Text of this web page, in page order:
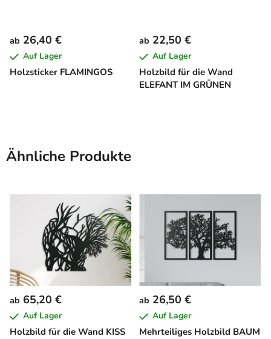
Holzsticker FLAMINGOS
ab 26,40 €
Auf Lager
Holzbild für die Wand
ELEFANT IM GRÜNEN
ab 22,50 €
Auf Lager
Ähnliche Produkte
Holzbild für die Wand KISS
ab 65,20 €
Auf Lager
Mehrteiliges Holzbild BAUM
ab 26,50 €
Auf Lager